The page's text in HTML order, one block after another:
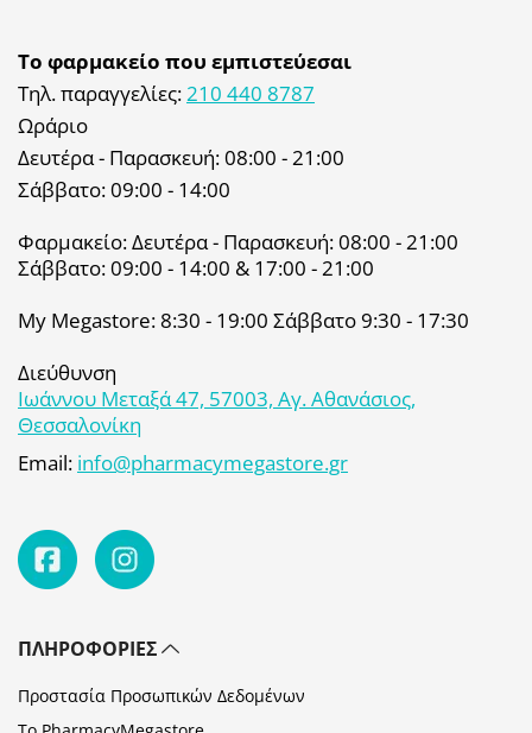
Το φαρμακείο που εμπιστεύεσαι
Τηλ. παραγγελίες:210 440 8787
Ωράριο
Δευτέρα - Παρασκευή: 08:00 - 21:00
Σάββατο: 09:00 - 14:00
Φαρμακείο: Δευτέρα - Παρασκευή: 08:00 - 21:00
Σάββατο: 09:00 - 14:00 & 17:00 - 21:00
My Megastore: 8:30 - 19:00 Σάββατο 9:30 - 17:30
Διεύθυνση
Ιωάννου Μεταξά 47, 57003, Αγ. Αθανάσιος,
Θεσσαλονίκη
Email: info@pharmacymegastore.gr
ΠΛΗΡΟΦΟΡΊΕΣ
Προστασία Προσωπικών Δεδομένων